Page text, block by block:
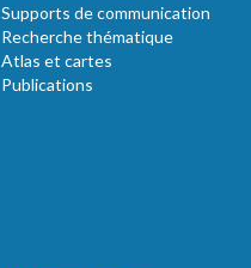
Supports de communication
Recherche thématique
Atlas et cartes
Publications